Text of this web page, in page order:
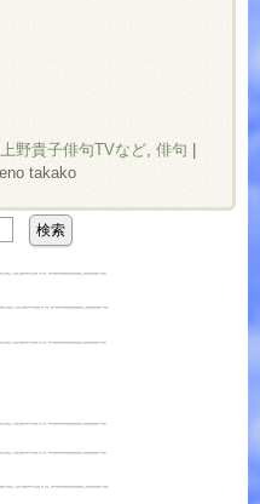
野貴子俳句TVなど 俳句 |
takako